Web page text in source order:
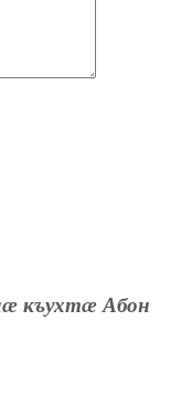
къухтæ Абон